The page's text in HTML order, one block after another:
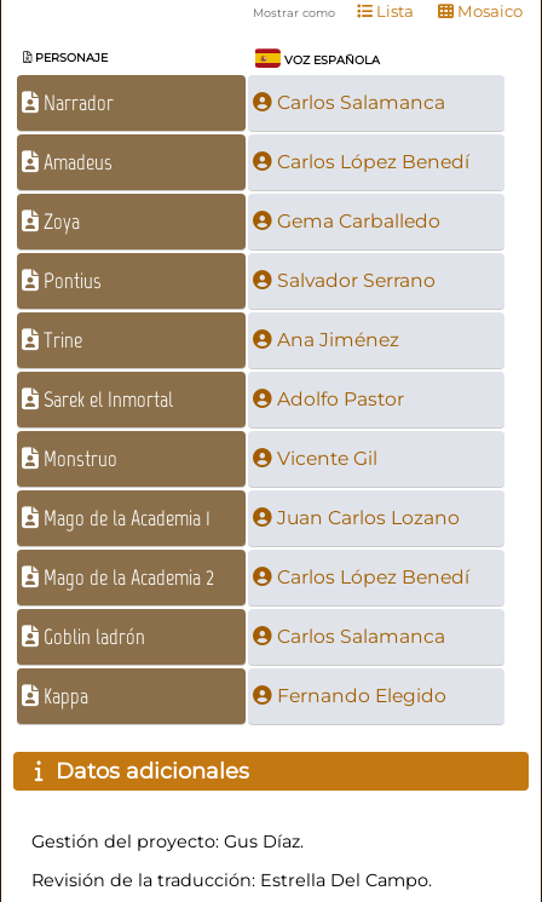
Mostrar como Lista Mosaico
PERSONAJE VOZ ESPAÑOLA
Narrador Carlos Salamanca
Amadeus Carlos López Benedí
Zoya Gema Carballedo
Pontius Salvador Serrano
Trine Ana Jiménez
Sarek el Inmortal Adolfo Pastor
Monstruo Vicente Gil
Mago de la Academia 1 Juan Carlos Lozano
Mago de la Academia 2 Carlos López Benedí
Goblin ladrón Carlos Salamanca
Kappa Fernando Elegido
Datos adicionales
Gestión del proyecto: Gus Díaz.
Revisión de la traducción: Estrella Del Campo.